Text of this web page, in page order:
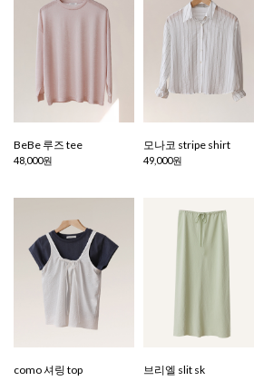
BeBe 루즈 tee
48,000원
모나코 stripe shirt
49,000원
como 셔링 top 브리엘 slit sk